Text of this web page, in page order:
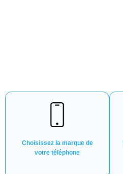
Choisissez la marque de
votre téléphone